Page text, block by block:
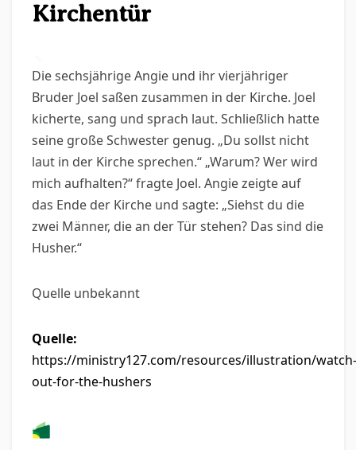
Kirchentür
Die sechsjährige Angie und ihr vierjähriger
Bruder Joel saßen zusammen in der Kirche. Joel
kicherte, sang und sprach laut. Schließlich hatte
seine große Schwester genug. „Du sollst nicht
laut in der Kirche sprechen.“ „Warum? Wer wird
mich aufhalten?“ fragte Joel. Angie zeigte auf
das Ende der Kirche und sagte: „Siehst du die
zwei Männer, die an der Tür stehen? Das sind die
Husher.“
Quelle unbekannt
Quelle:
https://ministry127.com/resources/illustration/watch-
out-for-the-hushers